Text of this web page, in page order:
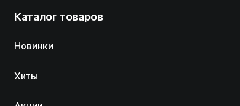
Каталог товаров
Новинки
Хиты